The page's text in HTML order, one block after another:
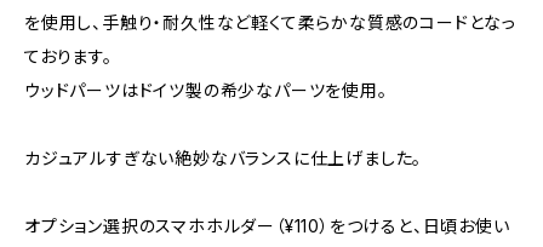
を使用し、手触り・耐久性など軽くて柔らかな質感のコードとなっ
ております。
ウッドパーツはドイツ製の希少なパーツを使用。
カジュアルすぎない絶妙なバランスに仕上げました。
オプション選択のスマホホルダー（¥110）をつけると、日頃お使い